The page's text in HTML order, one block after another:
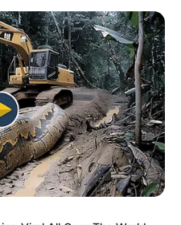
kostenlos
Seite dürfen unter
und kommerzielle
Weiteres siehe